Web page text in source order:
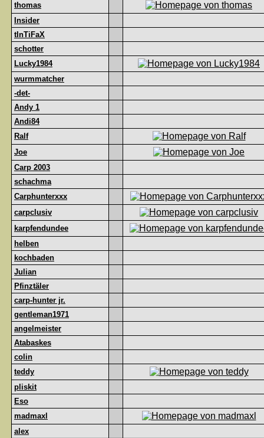
thomas
Insider
tInTiFaX
schotter
Lucky1984
wurmmatcher
-det-
Andy 1
Andi84
Ralf
Joe
Carp 2003
schachma
Carphunterxxx
carpclusiv
karpfendundee
helben
kochbaden
Julian
Pfinztäler
carp-hunter jr.
gentleman1971
angelmeister
Atabaskes
colin
teddy
pliskit
Eso
madmaxl
alex